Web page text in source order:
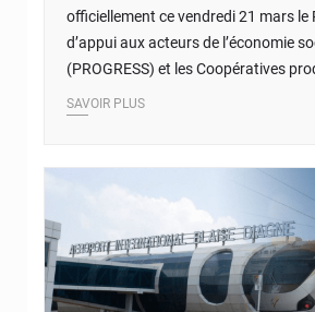
officiellement ce vendredi 21 mars le
d’appui aux acteurs de l’économie
(PROGRESS) et les Coopératives
SAVOIR PLUS